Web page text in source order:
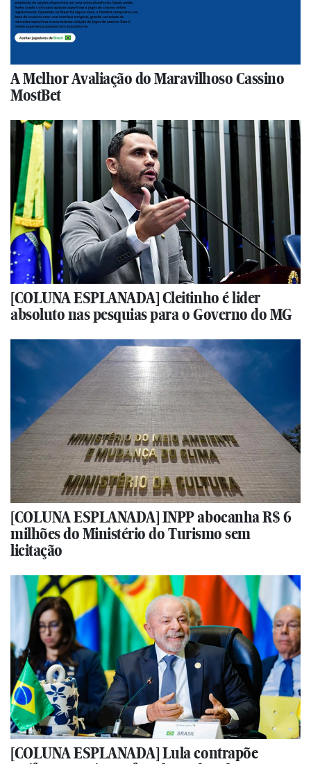
A Melhor Avaliação do Maravilhoso Cassino
MostBet
[COLUNA ESPLANADA] Cleitinho é lider
absoluto nas pesquias para o Governo do MG
[COLUNA ESPLANADA] INPP abocanha R$ 6
milhões do Ministério do Turismo sem
licitação
[COLUNA ESPLANADA] Lula contrapõe